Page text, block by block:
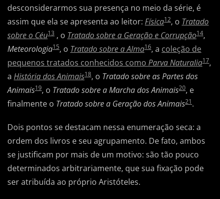
desconsiderarmos sua presença no meio da série, é
assim que ela se apresenta ao leitor: Física12, o Tratado
sobre o Céu13 , o Tratado sobre a Geração e Corrupção14,
Meteorologia15, o Tratado sobre a Alma16, a coleção de
pequenos tratados conhecidos como Parva Naturalia17,
a História dos Animais18, o Tratado sobre as Partes dos
Animais19, o Tratado sobre a Marcha dos Animais20, e
finalmente o Tratado sobre a Geração dos Animais21.
Dois pontos se destacam nessa enumeração seca: a
ordem dos livros e seu agrupamento. De fato, ambos
se justificam por mais de um motivo: são tão pouco
determinados arbitrariamente, que sua fixação pode
ser atribuída ao próprio Aristóteles.